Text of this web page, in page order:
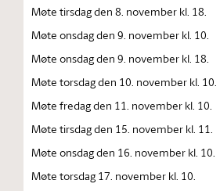
Møte tirsdag den 8. november kl. 18.
Møte onsdag den 9. november kl. 10.
Møte onsdag den 9. november kl. 18.
Møte torsdag den 10. november kl. 10.
Møte fredag den 11. november kl. 10.
Møte tirsdag den 15. november kl. 11.
Møte onsdag den 16. november kl. 10.
Møte torsdag 17. november kl. 10.